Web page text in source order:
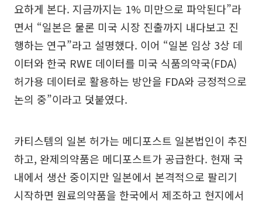
요하게 본다. 지금까지는 1% 미만으로 파악된다”라
면서 “일본은 물론 미국 시장 진출까지 내다보고 진
행하는 연구”라고 설명했다. 이어 “일본 임상 3상 데
이터와 한국 RWE 데이터를 미국 식품의약국(FDA)
허가용 데이터로 활용하는 방안을 FDA와 긍정적으로
논의 중”이라고 덧붙였다.
카티스템의 일본 허가는 메디포스트 일본법인이 추진
하고, 완제의약품은 메디포스트가 공급한다. 현재 국
내에서 생산 중이지만 일본에서 본격적으로 팔리기
시작하면 원료의약품을 한국에서 제조하고 현지에서